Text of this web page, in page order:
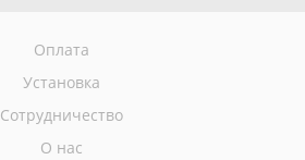
Оплата
Установка
Сотрудничество
О нас